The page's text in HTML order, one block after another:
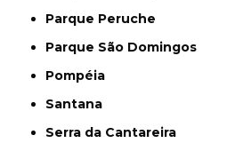
Parque Peruche
Parque São Domingos
Pompéia
Santana
Serra da Cantareira